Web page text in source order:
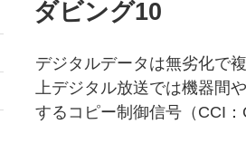
印
の
流
れ、
形
の
コ
ピ
日:
ダビング10
デジタルデータは無劣化で
上デジタル放送では機器間
するコピー制御信号（CCI